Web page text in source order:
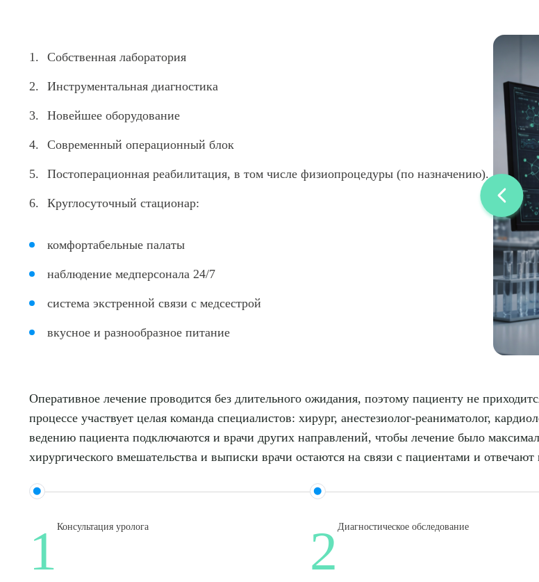
Собственная лаборатория
Инструментальная диагностика
Новейшее оборудование
Современный операционный блок
Постоперационная реабилитация, в том числе физиопроцедуры (по назначению).
Круглосуточный стационар:
комфортабельные палаты
наблюдение медперсонала 24/7
система экстренной связи с медсестрой
вкусное и разнообразное питание
Оперативное лечение проводится без длительного ожидания, поэтому пациенту не
процессе участвует целая команда специалистов: хирург, анестезиолог-реаниматолог,
ведению пациента подключаются и врачи других направлений, чтобы лечение было
хирургического вмешательства и выписки врачи остаются на связи с пациентами и
1 Консультация уролога 2 Диагностическое обследование